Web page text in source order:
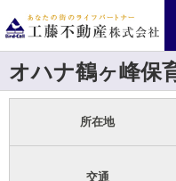
オハナ鶴ヶ峰保
所在地
交通